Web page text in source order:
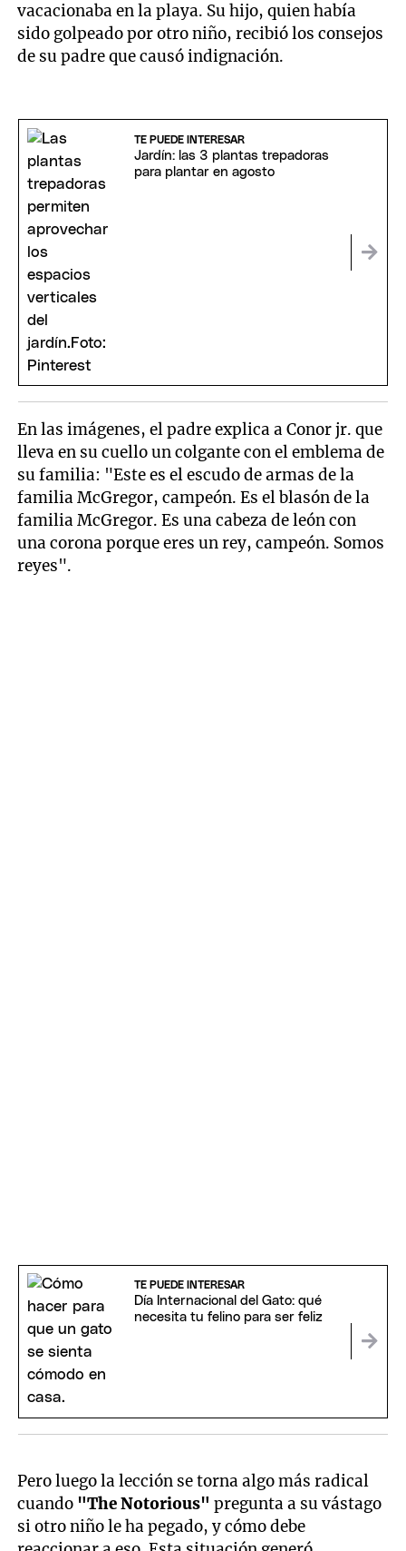
vacacionaba en la playa. Su hijo, quien había
sido golpeado por otro niño, recibió los consejos
de su padre que causó indignación.
TE PUEDE INTERESAR
Jardín: las 3 plantas trepadoras
para plantar en agosto
En las imágenes, el padre explica a Conor jr. que
lleva en su cuello un colgante con el emblema de
su familia: "Este es el escudo de armas de la
familia McGregor, campeón. Es el blasón de la
familia McGregor. Es una cabeza de león con
una corona porque eres un rey, campeón. Somos
reyes".
TE PUEDE INTERESAR
Día Internacional del Gato: qué
necesita tu felino para ser feliz
Pero luego la lección se torna algo más radical
cuando "The Notorious"pregunta a su vástago
si otro niño le ha pegado, y cómo debe